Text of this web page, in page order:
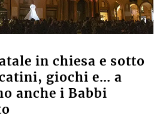
in chiesa e sotto
giochi e… a
anche i Babbi